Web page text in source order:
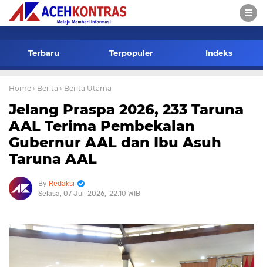
Terbaru Terpopuler Indeks
Home › Berita › Berita Utama
Jelang Praspa 2026, 233 Taruna
AAL Terima Pembekalan
Gubernur AAL dan Ibu Asuh
Taruna AAL
Redaksi
Selasa, 07 Juli 2026 22.10 WIB